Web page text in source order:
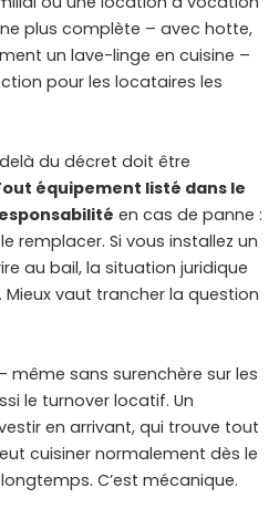
plus complète – avec hotte,
un lave-linge en cuisine –
pour les locataires les
du décret doit être
équipement listé dans le
en cas de panne :
remplacer. Si vous installez un
au bail, la situation juridique
vaut trancher la question
même sans surenchère sur les
le turnover locatif. Un
en arrivant, qui trouve tout
cuisiner normalement dès le
C’est mécanique.